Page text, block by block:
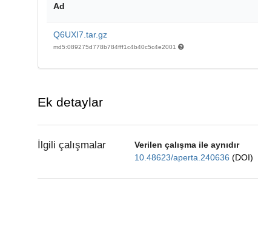
Ad
Q6UXI7.tar.gz
md5:089275d778b784fff1c4b40c5c4e2001
Ek detaylar
İlgili çalışmalar
Verilen çalışma ile aynıdır
10.48623/aperta.240636 (DOI)